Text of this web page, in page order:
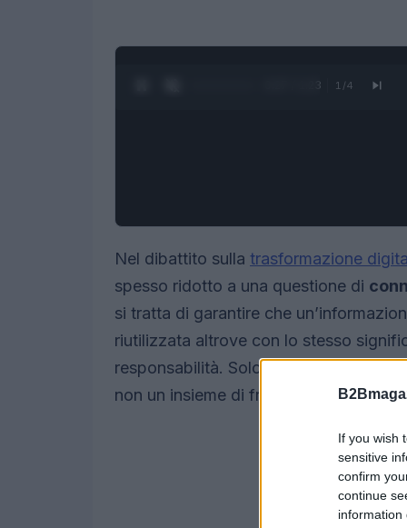
If you wish
sensitive
confirm
continue
information
0:28 / 1:23 1 /4
Nel dibattito sulla trasformazione
spesso ridotto a una questione di
si tratta di garantire che
riutilizzata altrove con lo stesso
responsabilità. Solo così il dato
non un insieme di frammenti difficili